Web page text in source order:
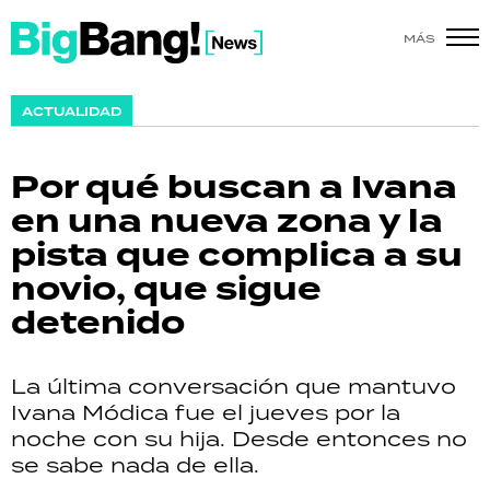
MÁS
ACTUALIDAD
Por qué buscan a Ivana
en una nueva zona y la
pista que complica a su
novio, que sigue
detenido
La última conversación que mantuvo
Ivana Módica fue el jueves por la
noche con su hija. Desde entonces no
se sabe nada de ella.
SHOW
ACTUALIDAD
POLICIALES
ECONOMÍA
SALUD
DEPORTES